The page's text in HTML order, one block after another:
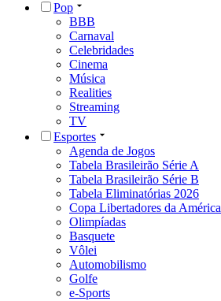
Pop
BBB
Carnaval
Celebridades
Cinema
Música
Realities
Streaming
TV
Esportes
Agenda de Jogos
Tabela Brasileirão Série A
Tabela Brasileirão Série B
Tabela Eliminatórias 2026
Copa Libertadores da América
Olimpíadas
Basquete
Vôlei
Automobilismo
Golfe
e-Sports